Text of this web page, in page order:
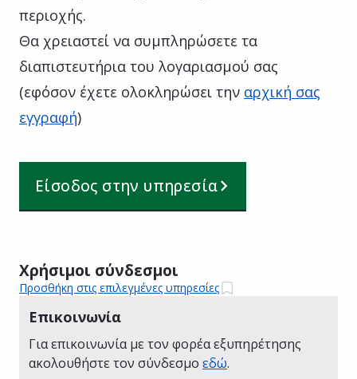
περιοχής.
Θα χρειαστεί να συμπληρώσετε τα
διαπιστευτήρια του λογαριασμού σας
(εφόσον έχετε ολοκληρώσει την αρχική σας
εγγραφή)
Είσοδος στην υπηρεσία
Χρήσιμοι σύνδεσμοι
Προσθήκη στις επιλεγμένες υπηρεσίες
Επικοινωνία
Για επικοινωνία με τον φορέα εξυπηρέτησης
ακολουθήστε τον σύνδεσμο εδώ.